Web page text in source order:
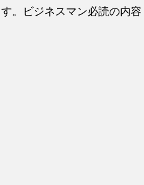
。ビジネスマン必読の内容